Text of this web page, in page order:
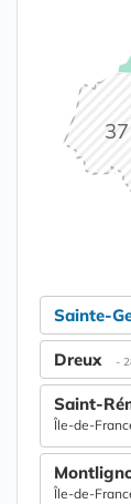
37
Sainte-
Dreux -
Saint-
Île-de-
Île-de-